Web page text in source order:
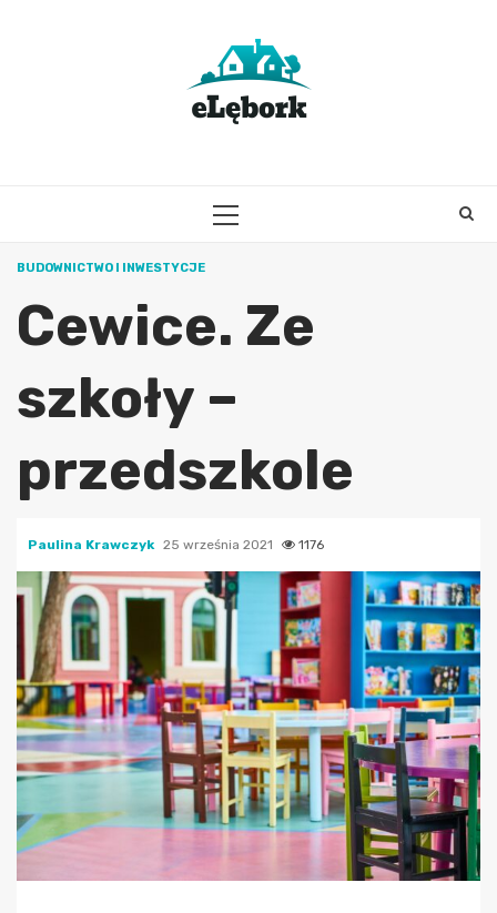
PRIMARY
BUDOWNICTWO I INWESTYCJE
Cewice. Ze
szkoły –
przedszkole
Paulina Krawczyk 25 września 2021 1176